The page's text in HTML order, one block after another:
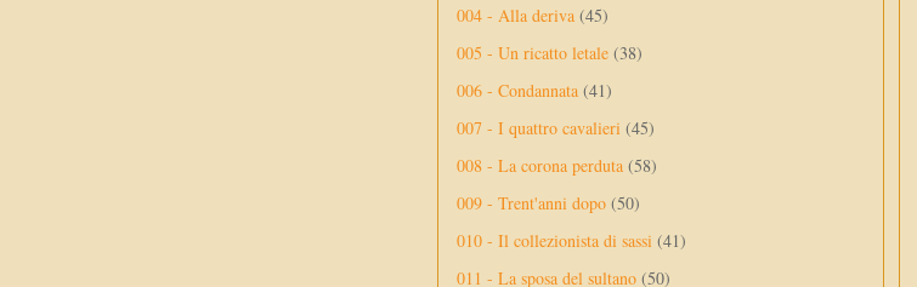
004 - Alla deriva (45)
005 - Un ricatto letale (38)
006 - Condannata (41)
007 - I quattro cavalieri (45)
008 - La corona perduta (58)
009 - Trent'anni dopo (50)
010 - Il collezionista di sassi (41)
011 - La sposa del sultano (50)